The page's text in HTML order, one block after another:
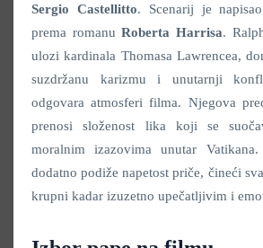
Sergio Castellitto. Scenarij je
prema romanuRoberta Harrisa.
ulozi kardinala Thomasa Lawrencea,
suzdržanu karizmu i unutarnji
odgovara atmosferi filma. Njegova
prenosi složenost lika koji se
moralnim izazovima unutar Vatikana.
dodatno podiže napetost priče, čineći
krupni kadar izuzetno upečatljivim i